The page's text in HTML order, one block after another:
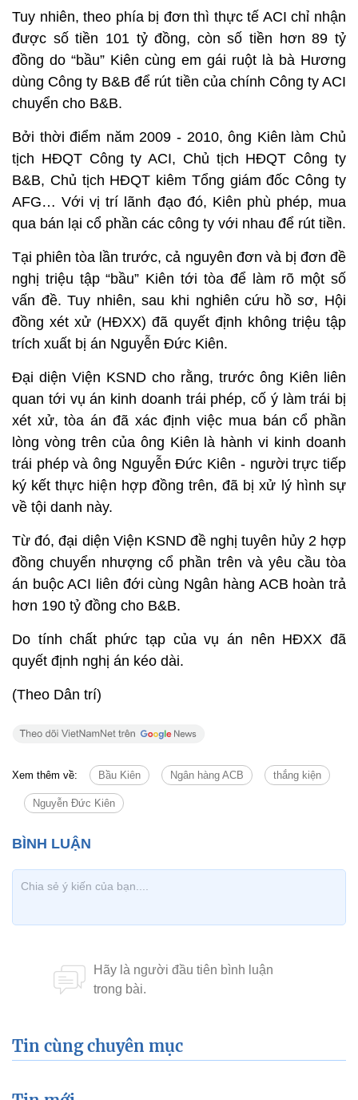
Tuy nhiên, theo phía bị đơn thì thực tế ACI chỉ nhận
được số tiền 101 tỷ đồng, còn số tiền hơn 89 tỷ
đồng do “bầu” Kiên cùng em gái ruột là bà Hương
dùng Công ty B&B để rút tiền của chính Công ty ACI
chuyển cho B&B.
Bởi thời điểm năm 2009 - 2010, ông Kiên làm Chủ
tịch HĐQT Công ty ACI, Chủ tịch HĐQT Công ty
B&B, Chủ tịch HĐQT kiêm Tổng giám đốc Công ty
AFG… Với vị trí lãnh đạo đó, Kiên phù phép, mua
qua bán lại cổ phần các công ty với nhau để rút tiền.
Tại phiên tòa lần trước, cả nguyên đơn và bị đơn đề
nghị triệu tập “bầu” Kiên tới tòa để làm rõ một số
vấn đề. Tuy nhiên, sau khi nghiên cứu hồ sơ, Hội
đồng xét xử (HĐXX) đã quyết định không triệu tập
trích xuất bị án Nguyễn Đức Kiên.
Đại diện Viện KSND cho rằng, trước ông Kiên liên
quan tới vụ án kinh doanh trái phép, cố ý làm trái bị
xét xử, tòa án đã xác định việc mua bán cổ phần
lòng vòng trên của ông Kiên là hành vi kinh doanh
trái phép và ông Nguyễn Đức Kiên - người trực tiếp
ký kết thực hiện hợp đồng trên, đã bị xử lý hình sự
về tội danh này.
Từ đó, đại diện Viện KSND đề nghị tuyên hủy 2 hợp
đồng chuyển nhượng cổ phần trên và yêu cầu tòa
án buộc ACI liên đới cùng Ngân hàng ACB hoàn trả
hơn 190 tỷ đồng cho B&B.
Do tính chất phức tạp của vụ án nên HĐXX đã
quyết định nghị án kéo dài.
(Theo Dân trí)
Xem thêm về: Bầu Kiên Ngân hàng ACB thắng kiện
Nguyễn Đức Kiên
Tin cùng chuyên mục